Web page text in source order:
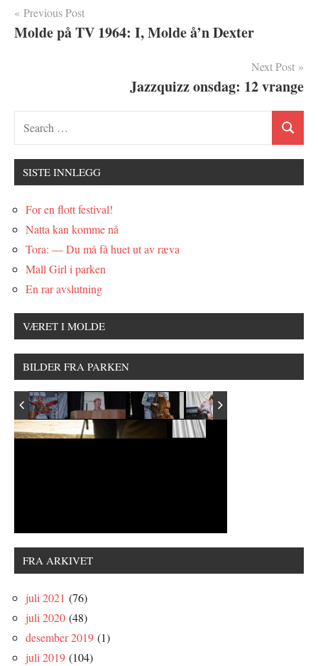
Innleggsnavigasjon
Previous Post
Molde på TV 1964: I, Molde å’n Dexter
Next Post
Jazzquizz onsdag: 12 vrange
SISTE INNLEGG
For en flott festival!
Natta kan komme nå
Tora: — Du må få huet ut av ræva
Mall Girl i parken
En rar avslutning
VÆRET I MOLDE
BILDER FRA PARKEN
FRA ARKIVET
juli 2021 (76)
juli 2020 (48)
desember 2019 (1)
juli 2019 (104)